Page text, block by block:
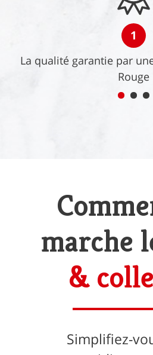
1
La qualité garantie par
Rouge
marche
&
Simplifiez-